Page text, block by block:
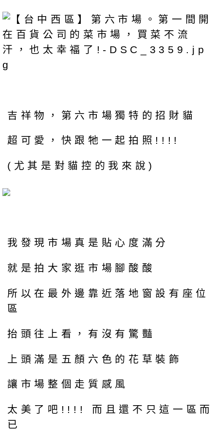
吉祥物，第六市場獨特的招財貓
超可愛，快跟牠一起拍照!!!!
(尤其是對貓控的我來說)
我發現市場真是貼心度滿分
就是拍大家逛市場腳酸酸
所以在最外邊靠近落地窗設有座位
區
抬頭往上看，有沒有驚豔
上頭滿是五顏六色的花草裝飾
讓市場整個走質感風
太美了吧!!!! 而且還不只這一區而
已